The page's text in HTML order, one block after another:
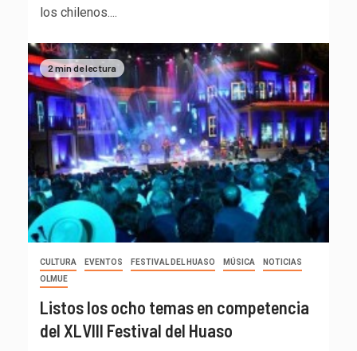
los chilenos....
2 min de lectura
CULTURA EVENTOS FESTIVAL DEL HUASO MÚSICA
NOTICIAS
OLMUE
Listos los ocho temas en competencia
del XLVIII Festival del Huaso